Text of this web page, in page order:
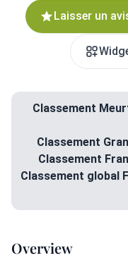
Laisser un
Classement
Classement
Classement
Classement global
Overview